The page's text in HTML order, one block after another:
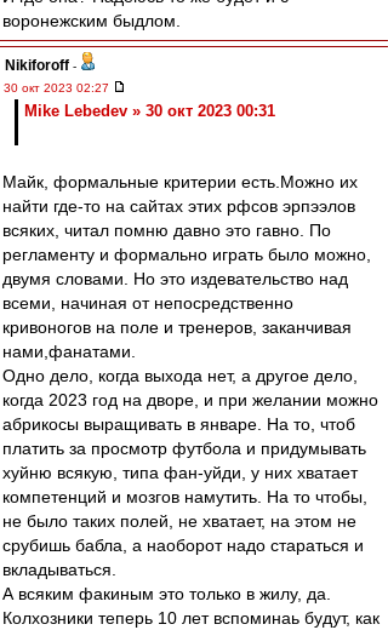
воронежским быдлом.
Nikiforoff -
30 окт 2023 02:27
Mike Lebedev » 30 окт 2023 00:31
Майк, формальные критерии есть.Можно их
найти где-то на сайтах этих рфсов эрпээлов
всяких, читал помню давно это гавно. По
регламенту и формально играть было можно,
двумя словами. Но это издевательство над
всеми, начиная от непосредственно
кривоногов на поле и тренеров, заканчивая
нами,фанатами.
Одно дело, когда выхода нет, а другое дело,
когда 2023 год на дворе, и при желании можно
абрикосы выращивать в январе. На то, чтоб
платить за просмотр футбола и придумывать
хуйню всякую, типа фан-уйди, у них хватает
компетенций и мозгов намутить. На то чтобы,
не было таких полей, не хватает, на этом не
срубишь бабла, а наоборот надо стараться и
вкладываться.
А всяким факиным это только в жилу, да.
Колхозники теперь 10 лет вспоминаь будут, как